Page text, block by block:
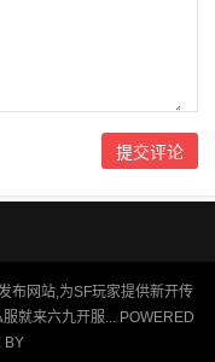
布网站,为SF玩家提供新开传
就来六九开服... POWERED
BY